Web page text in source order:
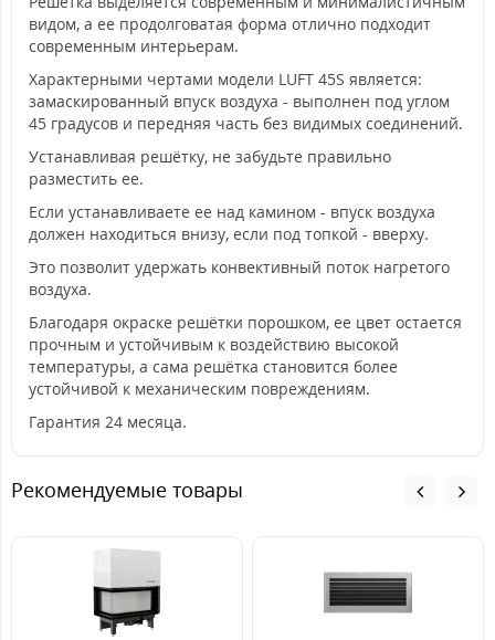
видом, а ее продолговатая форма отлично подходит
современным интерьерам.
Характерными чертами модели LUFT 45S является:
замаскированный впуск воздуха - выполнен под углом
45 градусов и передняя часть без видимых соединений.
Устанавливая решётку, не забудьте правильно
разместить ее.
Если устанавливаете ее над камином - впуск воздуха
должен находиться внизу, если под топкой - вверху.
Это позволит удержать конвективный поток нагретого
воздуха.
Благодаря окраске решётки порошком, ее цвет остается
прочным и устойчивым к воздействию высокой
температуры, а сама решётка становится более
устойчивой к механическим повреждениям.
Гарантия 24 месяца.
Рекомендуемые товары